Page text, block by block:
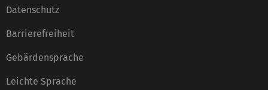
Datenschutz
Barrierefreiheit
Gebärdensprache
Leichte Sprache